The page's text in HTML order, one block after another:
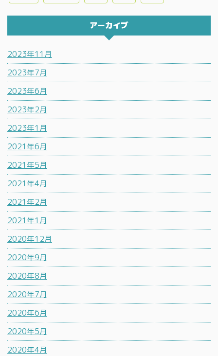
アーカイブ
2023年11月
2023年7月
2023年6月
2023年2月
2023年1月
2021年6月
2021年5月
2021年4月
2021年2月
2021年1月
2020年12月
2020年9月
2020年8月
2020年7月
2020年6月
2020年5月
2020年4月